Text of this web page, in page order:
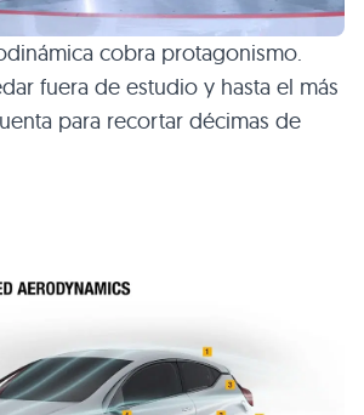
cobra protagonismo.
fuera de estudio y hasta el más
para recortar décimas de